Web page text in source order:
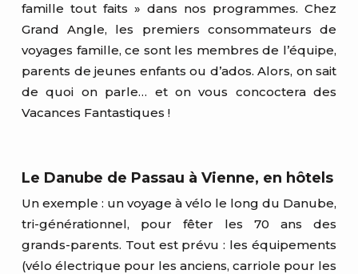
famille tout faits » dans nos programmes. Chez
Grand Angle, les premiers consommateurs de
voyages famille, ce sont les membres de l’équipe,
parents de jeunes enfants ou d’ados. Alors, on sait
de quoi on parle… et on vous concoctera des
Vacances Fantastiques !
Le Danube de Passau à Vienne, en hôtels
Un exemple : un voyage à vélo le long du Danube,
tri-générationnel, pour fêter les 70 ans des
grands-parents. Tout est prévu : les équipements
(vélo électrique pour les anciens, carriole pour les